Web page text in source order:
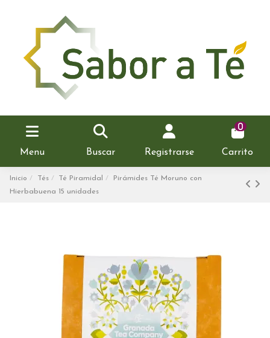
Menu Buscar Registrarse
0
Carrito
Inicio Tés Té Piramidal
Pirámides Té Moruno con
Hierbabuena 15 unidades